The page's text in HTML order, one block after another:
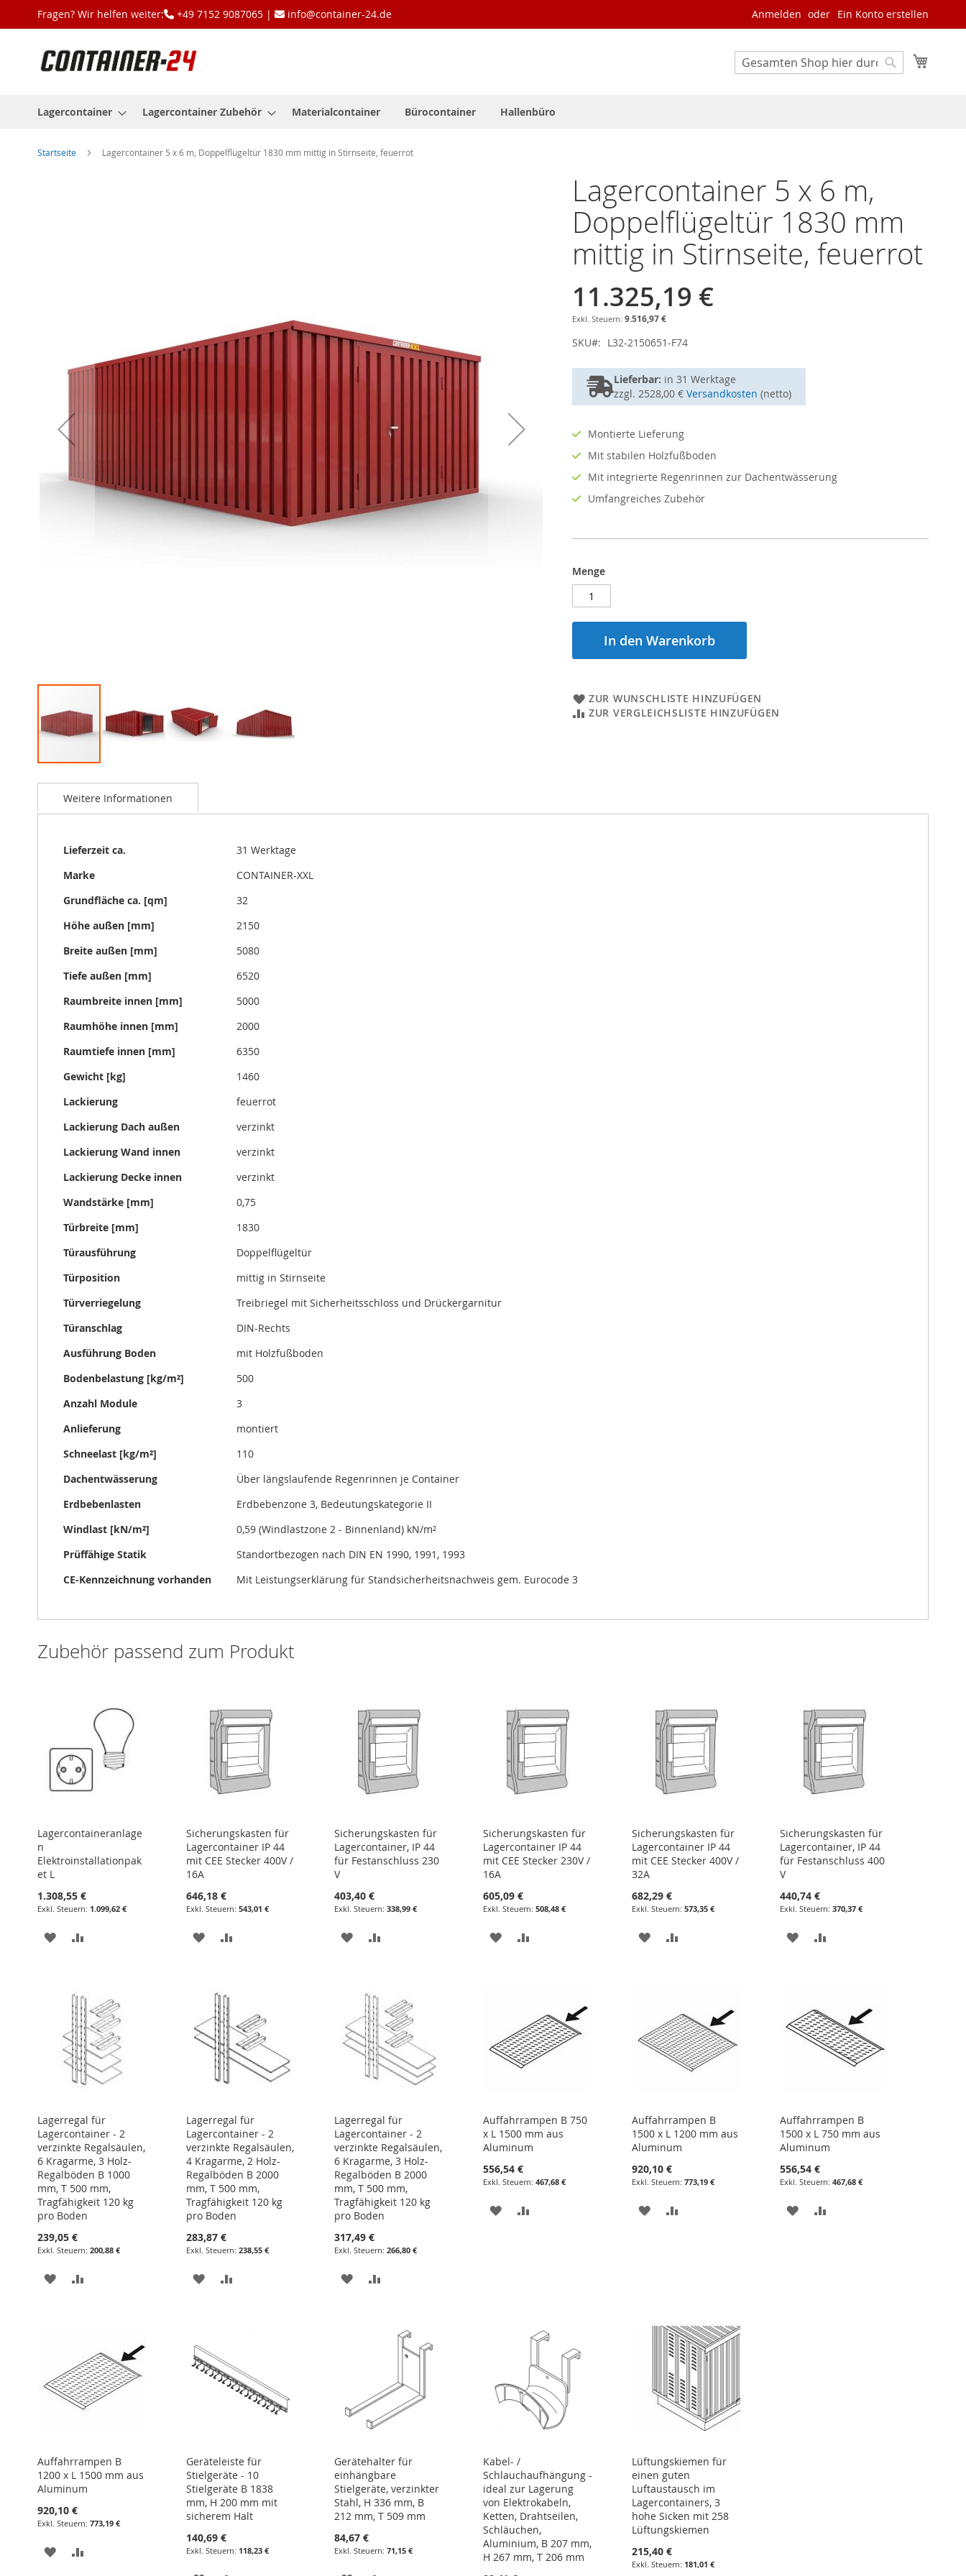
Zum
Inhalt
Anmelden Ein Konto erstellen
Fragen? Wir helfen weiter: +49 7152 9087065 | info@container-24.de
Search
Lagercontainer Lagercontainer Zubehör Materialcontainer Bürocontainer Hallenbüro
Startseite Lagercontainer 5 x 6 m, Doppelflügeltür 1830 mm mittig in Stirnseite, feuerrot
Anfang
Bildgalerie
Lagercontainer 5 x 6 m,
Doppelflügeltür 1830 mm
mittig in Stirnseite, feuerrot
11.325,19 €
9.516,97 €
SKU L32-2150651-F74
Lieferbar: in 31 Werktage
zzgl. 2528,00 € Versandkosten (netto)
Montierte Lieferung
Mit stabilen Holzfußboden
Mit integrierte Regenrinnen zur Dachentwässerung
Umfangreiches Zubehör
Menge
In den Warenkorb
ZUR WUNSCHLISTE HINZUFÜGEN
ZUR VERGLEICHSLISTE HINZUFÜGEN
Weitere Informationen
Weitere
Lieferzeit ca.
31 Werktage
Marke
CONTAINER-XXL
Grundfläche ca. [qm]
32
Höhe außen [mm]
2150
Breite außen [mm]
5080
Tiefe außen [mm]
6520
Raumbreite innen [mm]
5000
Raumhöhe innen [mm]
2000
Raumtiefe innen [mm]
6350
Gewicht [kg]
1460
Lackierung
feuerrot
Lackierung Dach außen
verzinkt
Lackierung Wand innen
verzinkt
Lackierung Decke innen
verzinkt
Wandstärke [mm]
0,75
Türbreite [mm]
1830
Türausführung
Doppelflügeltür
Türposition
mittig in Stirnseite
Türverriegelung
Treibriegel mit Sicherheitsschloss und Drückergarnitur
Türanschlag
DIN-Rechts
Ausführung Boden
mit Holzfußboden
Bodenbelastung [kg/m²]
500
Anzahl Module
3
Anlieferung
montiert
Schneelast [kg/m²]
110
Dachentwässerung
Über längslaufende Regenrinnen je Container
Erdbebenlasten
Erdbebenzone 3, Bedeutungskategorie II
Windlast [kN/m²]
0,59 (Windlastzone 2 - Binnenland) kN/m²
Prüffähige Statik
Standortbezogen nach DIN EN 1990, 1991, 1993
CE-Kennzeichnung vorhanden
Mit Leistungserklärung für Standsicherheitsnachweis gem. Eurocode 3
Zubehör passend zum Produkt
Lagercontaineranlage
n
Elektroinstallationpak
et L
1.308,55 €
1.099,62 €
ZUR
Sicherungskasten für
Lagercontainer IP 44
mit CEE Stecker 400V /
16A
646,18 €
543,01 €
ZUR
Sicherungskasten für
Lagercontainer, IP 44
für Festanschluss 230
V
403,40 €
338,99 €
ZUR
Sicherungskasten für
Lagercontainer IP 44
mit CEE Stecker 230V /
16A
605,09 €
508,48 €
ZUR
Sicherungskasten für
Lagercontainer IP 44
mit CEE Stecker 400V /
32A
682,29 €
573,35 €
ZUR
Sicherungskasten für
Lagercontainer, IP 44
für Festanschluss 400
V
440,74 €
370,37 €
ZUR
Lagerregal für
Lagercontainer - 2
verzinkte Regalsäulen,
6 Kragarme, 3 Holz-
Regalböden B 1000
mm, T 500 mm,
Tragfähigkeit 120 kg
pro Boden
239,05 €
200,88 €
ZUR
Lagerregal für
Lagercontainer - 2
verzinkte Regalsäulen,
4 Kragarme, 2 Holz-
Regalböden B 2000
mm, T 500 mm,
Tragfähigkeit 120 kg
pro Boden
283,87 €
238,55 €
ZUR
Lagerregal für
Lagercontainer - 2
verzinkte Regalsäulen,
6 Kragarme, 3 Holz-
Regalböden B 2000
mm, T 500 mm,
Tragfähigkeit 120 kg
pro Boden
317,49 €
266,80 €
ZUR
HINZUFÜGENHINZUFÜGEN
Auffahrrampen B 750
x L 1500 mm aus
Aluminum
556,54 €
467,68 €
ZUR
Auffahrrampen B
1500 x L 1200 mm aus
Aluminum
920,10 €
773,19 €
ZUR
Auffahrrampen B
1500 x L 750 mm aus
Aluminum
556,54 €
467,68 €
ZUR
Auffahrrampen B
1200 x L 1500 mm aus
Aluminum
920,10 €
773,19 €
ZUR
Geräteleiste für
Stielgeräte - 10
Stielgeräte B 1838
mm, H 200 mm mit
sicherem Halt
140,69 €
118,23 €
Gerätehalter für
einhängbare
Stielgeräte, verzinkter
Stahl, H 336 mm, B
212 mm, T 509 mm
84,67 €
71,15 €
Kabel- /
Schlauchaufhängung -
ideal zur Lagerung
von Elektrokabeln,
Ketten, Drahtseilen,
Schläuchen,
Aluminium, B 207 mm,
H 267 mm, T 206 mm
Lüftungskiemen für
einen guten
Luftaustausch im
Lagercontainers, 3
hohe Sicken mit 258
Lüftungskiemen
215,40 €
181,01 €